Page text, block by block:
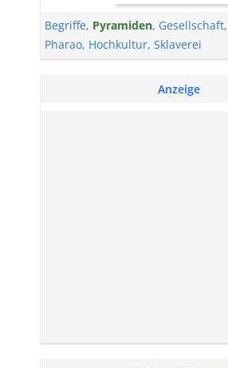
Begriffe, Pyramiden, Gesellschaft,
Pharao, Hochkultur, Sklaverei
Anzeige